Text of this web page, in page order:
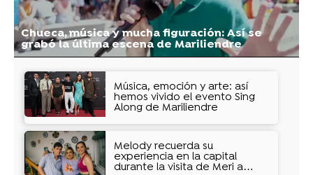
Chueca, música y mucha figuración: Así se
grabó la última escena de Mariliendre
Música, emoción y arte: así
hemos vivido el evento Sing
Along de Mariliendre
Melody recuerda su
experiencia en la capital
durante la visita de Meri a